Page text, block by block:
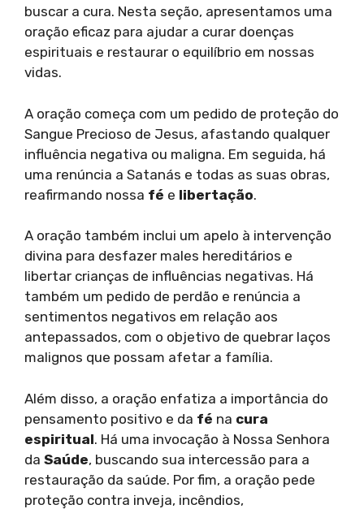
buscar a cura. Nesta seção, apresentamos uma
oração eficaz para ajudar a curar doenças
espirituais e restaurar o equilíbrio em nossas
vidas.
A oração começa com um pedido de proteção do
Sangue Precioso de Jesus, afastando qualquer
influência negativa ou maligna. Em seguida, há
uma renúncia a Satanás e todas as suas obras,
reafirmando nossa fé e libertação.
A oração também inclui um apelo à intervenção
divina para desfazer males hereditários e
libertar crianças de influências negativas. Há
também um pedido de perdão e renúncia a
sentimentos negativos em relação aos
antepassados, com o objetivo de quebrar laços
malignos que possam afetar a família.
Além disso, a oração enfatiza a importância do
pensamento positivo e da fé na cura
espiritual. Há uma invocação à Nossa Senhora
da Saúde, buscando sua intercessão para a
restauração da saúde. Por fim, a oração pede
proteção contra inveja, incêndios,